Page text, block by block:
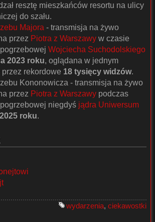
resztę mieszkańców resortu na ulicy
do szału.
Majora - transmisja na żywo
przez Piotra z Warszawy w czasie
Wojciecha Suchodolskiego
2023 roku, oglądana w jednym
rekordowe 18 tysięcy widzów.
Kononowicza - transmisja na żywo
przez Piotra z Warszawy podczas
niegdyś jądra Uniwersum
roku.
wydarzenia, ciekawostki